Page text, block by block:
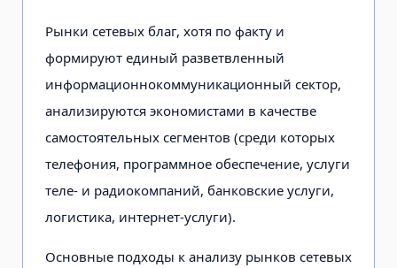
Рынки сетевых благ, хотя по факту и
формируют единый разветвленный
информационнокоммуникационный сектор,
анализируются экономистами в качестве
самостоятельных сегментов (среди которых
телефония, программное обеспечение, услуги
теле- и радиокомпаний, банковские услуги,
логистика, интернет-услуги).
Основные подходы к анализу рынков сетевых